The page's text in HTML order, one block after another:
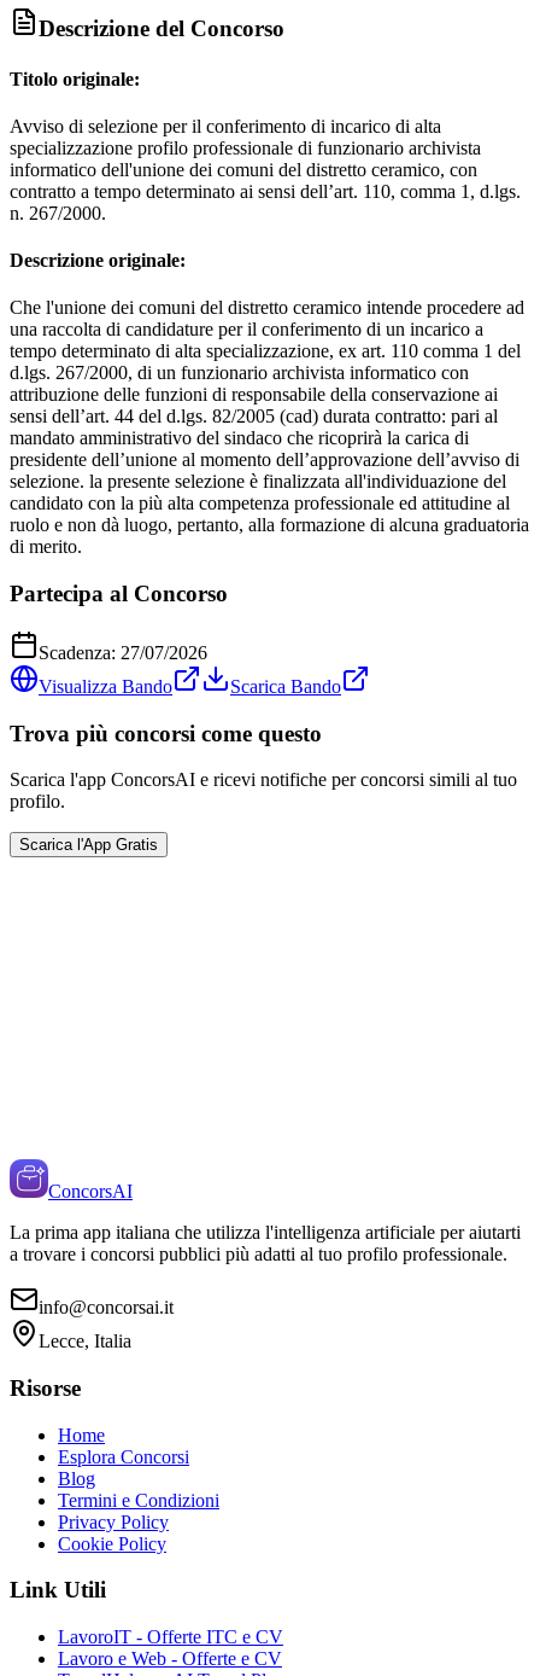
Descrizione del Concorso
Titolo originale:
Avviso di selezione per il conferimento di incarico di alta
specializzazione profilo professionale di funzionario archivista
informatico dell'unione dei comuni del distretto ceramico, con
contratto a tempo determinato ai sensi dell’art. 110, comma 1, d.lgs.
n. 267/2000.
Descrizione originale:
Che l'unione dei comuni del distretto ceramico intende procedere ad
una raccolta di candidature per il conferimento di un incarico a
tempo determinato di alta specializzazione, ex art. 110 comma 1 del
d.lgs. 267/2000, di un funzionario archivista informatico con
attribuzione delle funzioni di responsabile della conservazione ai
sensi dell’art. 44 del d.lgs. 82/2005 (cad) durata contratto: pari al
mandato amministrativo del sindaco che ricoprirà la carica di
presidente dell’unione al momento dell’approvazione dell’avviso di
selezione. la presente selezione è finalizzata all'individuazione del
candidato con la più alta competenza professionale ed attitudine al
ruolo e non dà luogo, pertanto, alla formazione di alcuna graduatoria
di merito.
Partecipa al Concorso
Scadenza: 27/07/2026
Visualizza Bando
Scarica Bando
Trova più concorsi come questo
Scarica l'app ConcorsAI e ricevi notifiche per concorsi simili al tuo
profilo.
Scarica l'App Gratis
ConcorsAI
La prima app italiana che utilizza l'intelligenza artificiale per aiutarti
a trovare i concorsi pubblici più adatti al tuo profilo professionale.
info@concorsai.it
Lecce, Italia
Risorse
Home
Esplora Concorsi
Blog
Termini e Condizioni
Privacy Policy
Cookie Policy
Link Utili
LavoroIT - Offerte ITC e CV
Lavoro e Web - Offerte e CV